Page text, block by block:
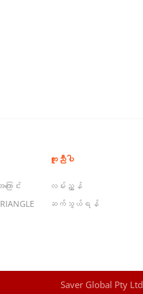
ောင်း
ကူညီပါ
လမ်းညွှန်
ဆက်သွယ်ရန်
Saver Global Pty Ltd